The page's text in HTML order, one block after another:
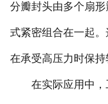
分瓣封头由多个扇
式紧密组合在一起
在承受高压力时保持
在实际应用中，